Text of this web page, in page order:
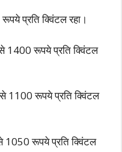
प्रति क्विंटल रहा।
1400 रूपये प्रति क्विंटल
1100 रूपये प्रति क्विंटल
1050 रूपये प्रति क्विंटल